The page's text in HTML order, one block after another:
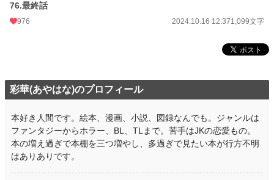
76.最終話
976 2024.10.16 12:371,099文字
彩華(あやはな)のプロフィール
本好き人間です。絵本、漫画、小説、図録なんでも。ジャンルは
ファンタジーからホラー、BL、TLまで。苦手はJKの恋愛もの。
本の増え過ぎで本棚を三つ増やし、多過ぎで見たい本が行方不明
はありありです。